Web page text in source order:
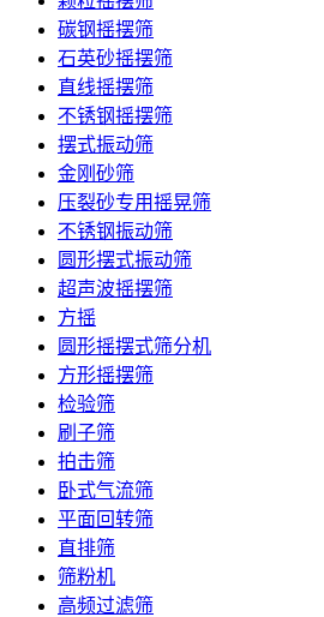
碳钢摇摆筛
石英砂摇摆筛
直线摇摆筛
不锈钢摇摆筛
摆式振动筛
金刚砂筛
压裂砂专用摇晃筛
不锈钢振动筛
圆形摆式振动筛
超声波摇摆筛
方摇
圆形摇摆式筛分机
方形摇摆筛
检验筛
刷子筛
拍击筛
卧式气流筛
平面回转筛
直排筛
筛粉机
高频过滤筛